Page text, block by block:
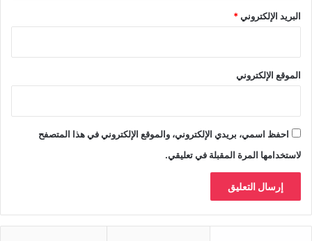
البريد الإلكتروني*
الموقع الإلكتروني
احفظ اسمي، بريدي الإلكتروني، والموقع الإلكتروني في هذا المتصفح
لاستخدامها المرة المقبلة في تعليقي.